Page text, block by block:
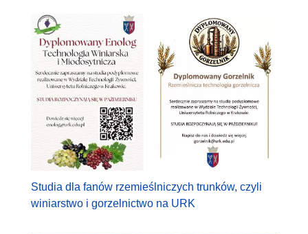
Studia dla fanów rzemieślniczych trunków, czyli
winiarstwo i gorzelnictwo na URK